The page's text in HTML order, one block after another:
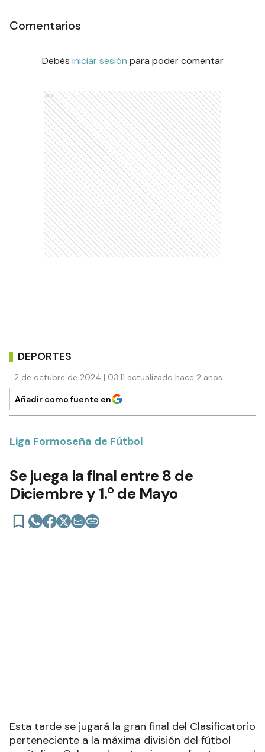
Comentarios
Debés iniciar sesión para poder comentar
Ads
DEPORTES
2 de octubre de 2024 | 03:11 actualizado hace 2 años
Añadir como fuente en
Liga Formoseña de Fútbol
Se juega la final entre 8 de
Diciembre y 1.º de Mayo
Esta tarde se jugará la gran final del Clasificatorio
perteneciente a la máxima división del fútbol